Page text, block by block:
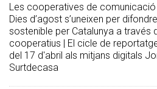
Les cooperatives de
Dies d’agost s’uneixen per
sostenible per Catalunya a través
cooperatius | El cicle de
del 17 d'abril als mitjans digitals
Surtdecasa